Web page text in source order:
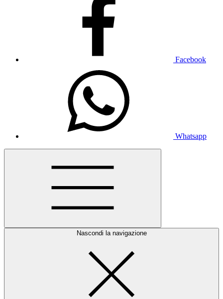
Facebook
Whatsapp
Nascondi la navigazione